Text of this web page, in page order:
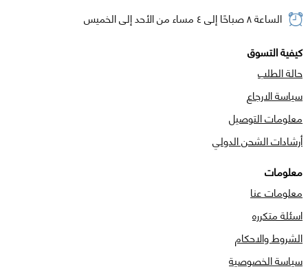
الساعة ٨ صباحًا إلى ٤ مساء من الأحد إلى الخميس
كيفية التسوق
حالة الطلب
سياسة الارجاع
معلومات التوصيل
أرشادات الشحن الدولي
معلومات
معلومات عنا
اسئلة متكرره
الشروط والاحكام
سياسة الخصوصية